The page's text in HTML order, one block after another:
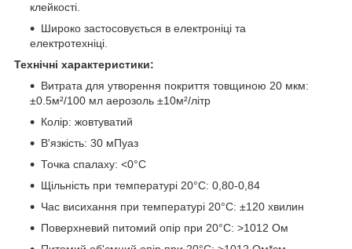
клейкості.
Широко застосовується в електроніці та
електротехніці.
Технічні характеристики:
Витрата для утворення покриття товщиною 20 мкм:
±0.5м²/100 мл аерозоль ±10м²/літр
Колір: жовтуватий
В'язкість: 30 мПуаз
Точка спалаху: <0°C
Щільність при температурі 20°C: 0,80-0,84
Час висихання при температурі 20°C: ±120 хвилин
Поверхневий питомий опір при 20°C: >1012 Ом